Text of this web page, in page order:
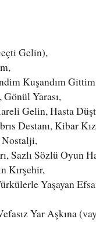
Gelin),
Kuşandım
Yarası,
Gelin, Hasta
Destanı, Kibar
Sazlı Sözlü Oyun
Kırşehir,
Yaşayan
Yar Aşkına